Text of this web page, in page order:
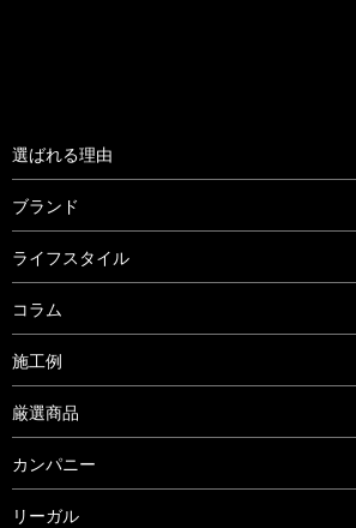
選ばれる理由
ブランド
ライフスタイル
コラム
施工例
厳選商品
カンパニー
リーガル